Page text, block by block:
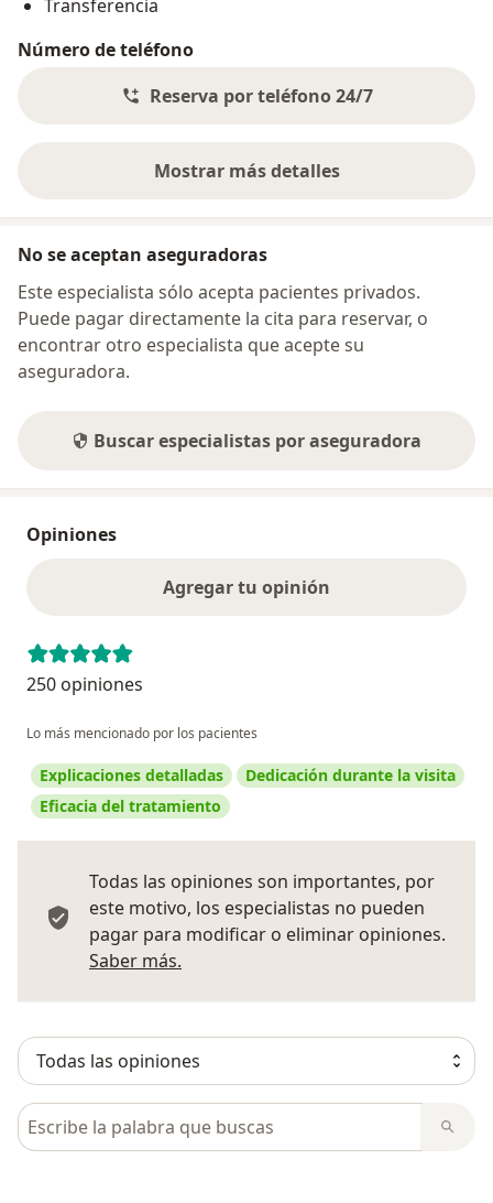
Transferencia
Número de teléfono
Reserva por teléfono 24/7
Mostrar más detalles
sobre la dirección
No se aceptan aseguradoras
Este especialista sólo acepta pacientes privados.
Puede pagar directamente la cita para reservar, o
encontrar otro especialista que acepte su
aseguradora.
Buscar especialistas por aseguradora
Opiniones
Agregar tu opinión
250 opiniones
Lo más mencionado por los pacientes
Explicaciones detalladas
Dedicación durante la visita
Eficacia del tratamiento
Todas las opiniones son importantes, por
este motivo, los especialistas no pueden
pagar para modificar o eliminar opiniones.
Saber más.
Busca en opiniones